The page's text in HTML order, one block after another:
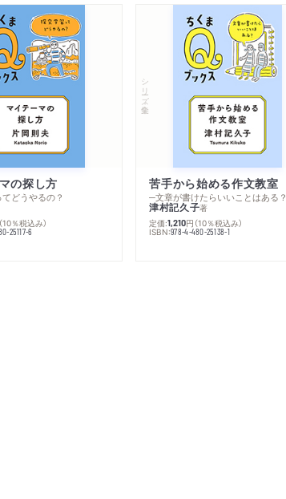
の探し方
どうやるの？
（10％税込み）
25117-6
シリーズ・全集
苦手から始める作文教室
─文章が書けたらいいことはある？
津村記久子著
定価:1,210円 （10％税込み）
ISBN:978-4-480-25138-1